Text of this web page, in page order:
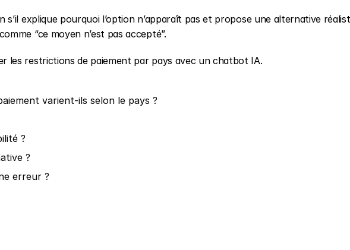
s’il explique pourquoi l’option n’apparaît pas et propose une alternative
“ce moyen n’est pas accepté”.
les restrictions de paiement par pays avec un chatbot IA.
varient-ils selon le pays ?
?
?
erreur ?